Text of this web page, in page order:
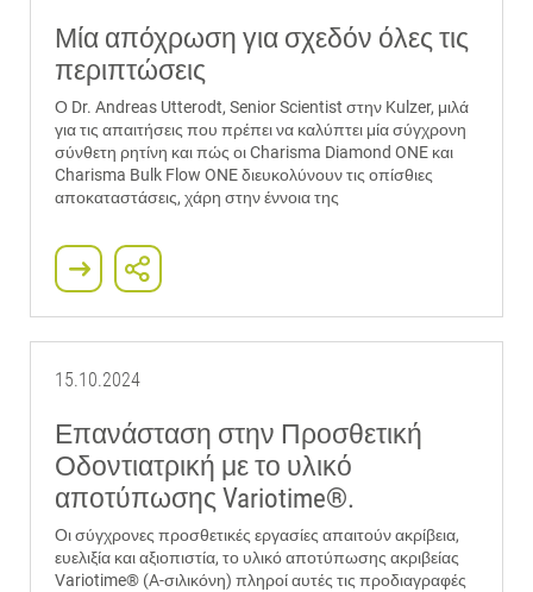
Μία απόχρωση για σχεδόν όλες τις
περιπτώσεις
Ο Dr. Andreas Utterodt, Senior Scientist στην Kulzer, μιλά
για τις απαιτήσεις που πρέπει να καλύπτει μία σύγχρονη
σύνθετη ρητίνη και πώς οι Charisma Diamond ONE και
Charisma Bulk Flow ONE διευκολύνουν τις οπίσθιες
αποκαταστάσεις, χάρη στην έννοια της
15.10.2024
Επανάσταση στην Προσθετική
Οδοντιατρική με το υλικό
αποτύπωσης Variotime®.
Οι σύγχρονες προσθετικές εργασίες απαιτούν ακρίβεια,
ευελιξία και αξιοπιστία, το υλικό αποτύπωσης ακριβείας
Variotime® (A-σιλικόνη) πληροί αυτές τις προδιαγραφές